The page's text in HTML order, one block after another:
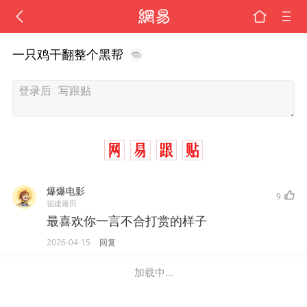
一只鸡干翻整个黑帮
爆爆电影
福建莆田
9
最喜欢你一言不合打赏的样子
2026-04-15 回复
加载中...